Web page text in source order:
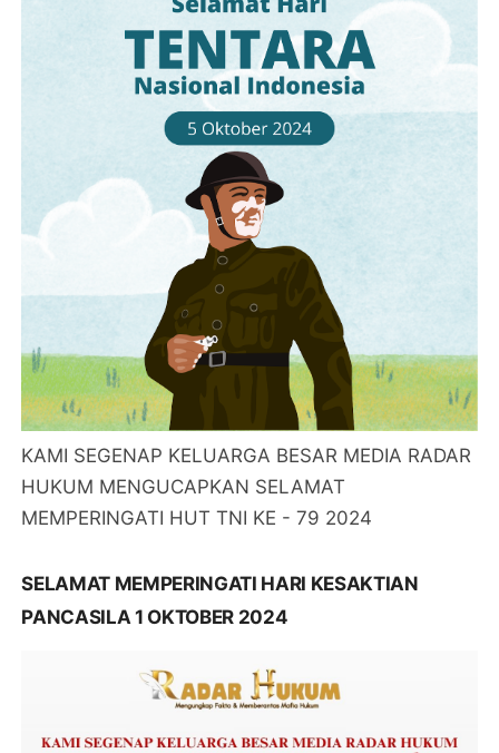
KAMI SEGENAP KELUARGA BESAR MEDIA RADAR
HUKUM MENGUCAPKAN SELAMAT
MEMPERINGATI HUT TNI KE - 79 2024
SELAMAT MEMPERINGATI HARI KESAKTIAN
PANCASILA 1 OKTOBER 2024